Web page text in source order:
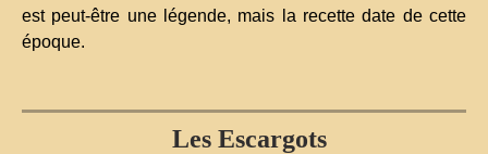
est peut-être une légende, mais la recette date de cette
époque.
Les Escargots